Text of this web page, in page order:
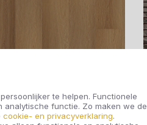
te helpen. Functionele
functie. Zo maken we de
cookie- en privacyverklaring.